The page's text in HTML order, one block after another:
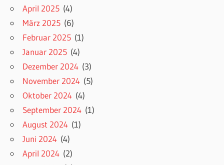
April 2025 (4)
März 2025 (6)
Februar 2025 (1)
Januar 2025 (4)
Dezember 2024 (3)
November 2024 (5)
Oktober 2024 (4)
September 2024 (1)
August 2024 (1)
Juni 2024 (4)
April 2024 (2)